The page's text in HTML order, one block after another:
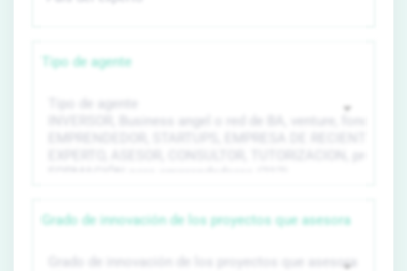
Tipo de agente
Grado de innovación de los proyectos que asesora